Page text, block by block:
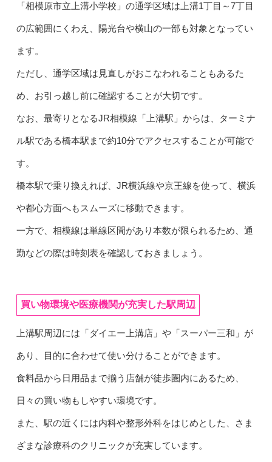
「相模原市立上溝小学校」の通学区域は上溝1丁目～7丁目
の広範囲にくわえ、陽光台や横山の一部も対象となってい
ます。
ただし、通学区域は見直しがおこなわれることもあるた
め、お引っ越し前に確認することが大切です。
なお、最寄りとなるJR相模線「上溝駅」からは、ターミナ
ル駅である橋本駅まで約10分でアクセスすることが可能で
す。
橋本駅で乗り換えれば、JR横浜線や京王線を使って、横浜
や都心方面へもスムーズに移動できます。
一方で、相模線は単線区間があり本数が限られるため、通
勤などの際は時刻表を確認しておきましょう。
買い物環境や医療機関が充実した駅周辺
上溝駅周辺には「ダイエー上溝店」や「スーパー三和」が
あり、目的に合わせて使い分けることができます。
食料品から日用品まで揃う店舗が徒歩圏内にあるため、
日々の買い物もしやすい環境です。
また、駅の近くには内科や整形外科をはじめとした、さま
ざまな診療科のクリニックが充実しています。